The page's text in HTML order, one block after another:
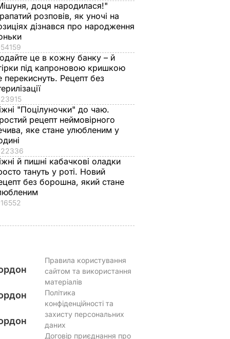
що
"Нічого нав'язувати
не буду". Драпатий
професію обрав його
син
7 серпня, 19.28 БУЛЬВАР
доця народилася!"
розповів, як уночі на
дізнався про народження
54159
це в кожну банку – й
під капроновою кришкою
перекиснуть. Рецепт без
23915
"Поцілуночки" до чаю.
рецепт неймовірного
яке стане улюбленим у
22336
й пишні кабачкові оладки
тануть у роті. Новий
без борошна, який стане
16552
Правила користування
сайтом та використання
матеріалів
Політика
конфіденційності та
захисту персональних
даних
Договір приєднання про